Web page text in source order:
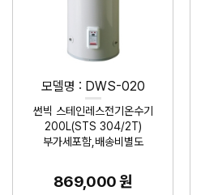
모델명 : DWS-020
썬빅 스테인레스전기온수기
200L(STS 304/2T)
부가세포함,배송비별도
869,000 원